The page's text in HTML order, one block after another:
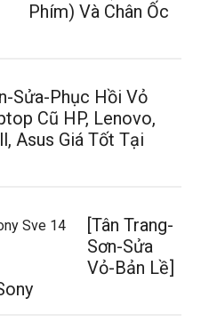
Phím) Và Chân Ốc
Sửa-Phục Hồi Vỏ
Cũ HP, Lenovo,
Asus Giá Tốt Tại
[Tân Trang-
Sơn-Sửa
Vỏ-Bản Lề]